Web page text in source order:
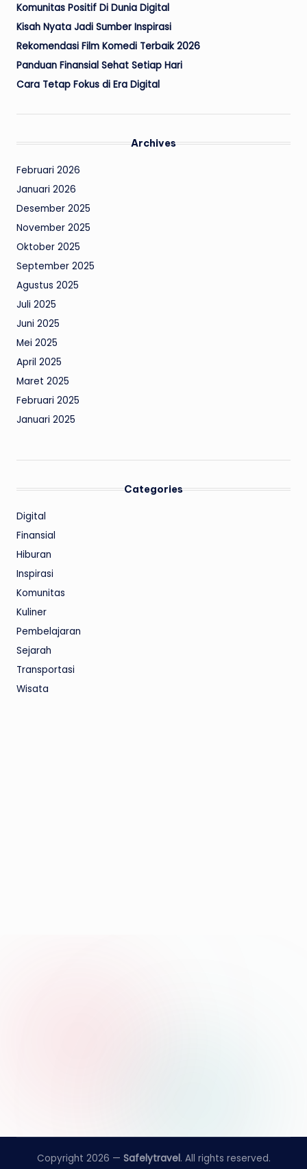
Komunitas Positif Di Dunia Digital
Kisah Nyata Jadi Sumber Inspirasi
Rekomendasi Film Komedi Terbaik 2026
Panduan Finansial Sehat Setiap Hari
Cara Tetap Fokus di Era Digital
Archives
Februari 2026
Januari 2026
Desember 2025
November 2025
Oktober 2025
September 2025
Agustus 2025
Juli 2025
Juni 2025
Mei 2025
April 2025
Maret 2025
Februari 2025
Januari 2025
Categories
Digital
Finansial
Hiburan
Inspirasi
Komunitas
Kuliner
Pembelajaran
Sejarah
Transportasi
Wisata
Copyright 2026 — Safelytravel. All rights reserved.